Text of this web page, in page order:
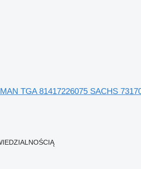
TGA 81417226075 SACHS